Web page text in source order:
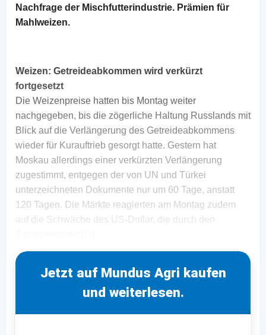
Nachfrage der Mischfutterindustrie. Prämien für
Mahlweizen.
Weizen: Getreideabkommen wird verkürzt
fortgesetzt
Die Weizenpreise hatten bis Montag weiter
nachgegeben, bis die zögerliche Haltung Russlands mit
Blick auf die Verlängerung des Getreideabkommens
wieder für Kurauftrieb gesorgt hatte. Gestern hat
Moskau allerdings einer verkürzten Verlängerung
zugestimmt, entgegen der von UN und Türkei
unterzeichneten Dokumente nur um 60 Tage, anstatt
120 Tagen. Die Märkte reagierten am Montag zudem
auf die Schwäche des US-Dollar, die durch den
Jetzt auf Mundus Agri kaufen
und weiterlesen.